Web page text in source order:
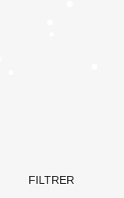
FILTRER